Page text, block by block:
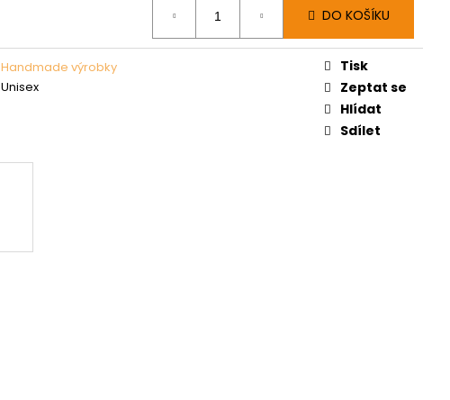
DO KOŠÍKU
Handmade výrobky
Unisex
Tisk
Zeptat se
Hlídat
Sdílet